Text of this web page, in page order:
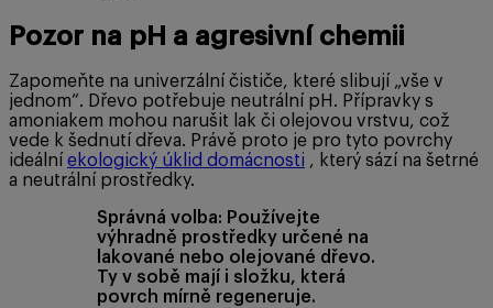
Pozor na pH a agresivní chemii
Zapomeňte na univerzální čističe, které slibují „vše v
jednom“. Dřevo potřebuje neutrální pH. Přípravky s
amoniakem mohou narušit lak či olejovou vrstvu, což
vede k šednutí dřeva. Právě proto je pro tyto povrchy
ideální ekologický úklid domácnosti , který sází na šetrné
a neutrální prostředky.
Správná volba: Používejte
výhradně prostředky určené na
lakované nebo olejované dřevo.
Ty v sobě mají i složku, která
povrch mírně regeneruje.